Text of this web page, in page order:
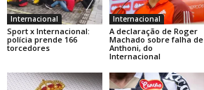
Internacional
Sport x Internacional:
polícia prende 166
torcedores
Internacional
A declaração de Roger
Machado sobre falha de
Anthoni, do
Internacional